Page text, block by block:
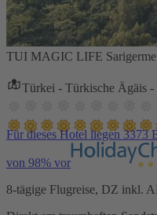
TUI MAGIC LIFE Sarigerme
Türkei - Türkische Ägäis -
Für dieses Hotel liegen 3373
von 98% vor
8-tägige Flugreise, DZ inkl.